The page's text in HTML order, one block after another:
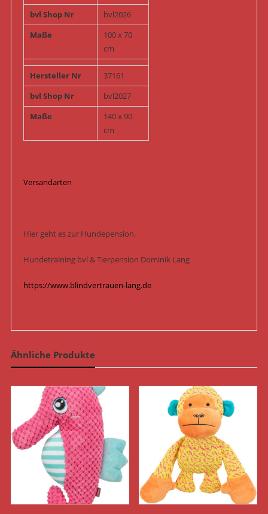
bvl Shop Nr
bvl2026
Maße
100 x 70
cm
Hersteller Nr
37161
bvl Shop Nr
bvl2027
Maße
140 x 90
cm
Versandarten
Hier geht es zur Hundepension.
Hundetraining bvl & Tierpension Dominik Lang
https://www.blindvertrauen-lang.de
Ähnliche Produkte